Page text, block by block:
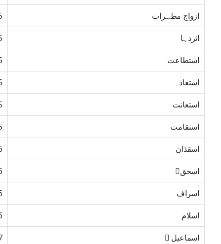
ازواج مطہرات
اثردہا
استطاعت
استعاذہ
استعانت
استقامت
اسقذان
اسحق﷤
اسراف
اسلام
اسماعیل ﷤